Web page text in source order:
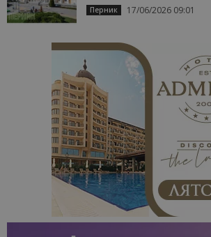
Перник 17/06/2026 09:01